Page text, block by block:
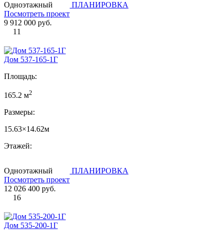
Одноэтажный
ПЛАНИРОВКА
Посмотреть проект
9 912 000 руб.
11
Дом 537-165-1Г
Площадь:
165.2 м2
Размеры:
15.63×14.62м
Этажей:
Одноэтажный
ПЛАНИРОВКА
Посмотреть проект
12 026 400 руб.
16
Дом 535-200-1Г